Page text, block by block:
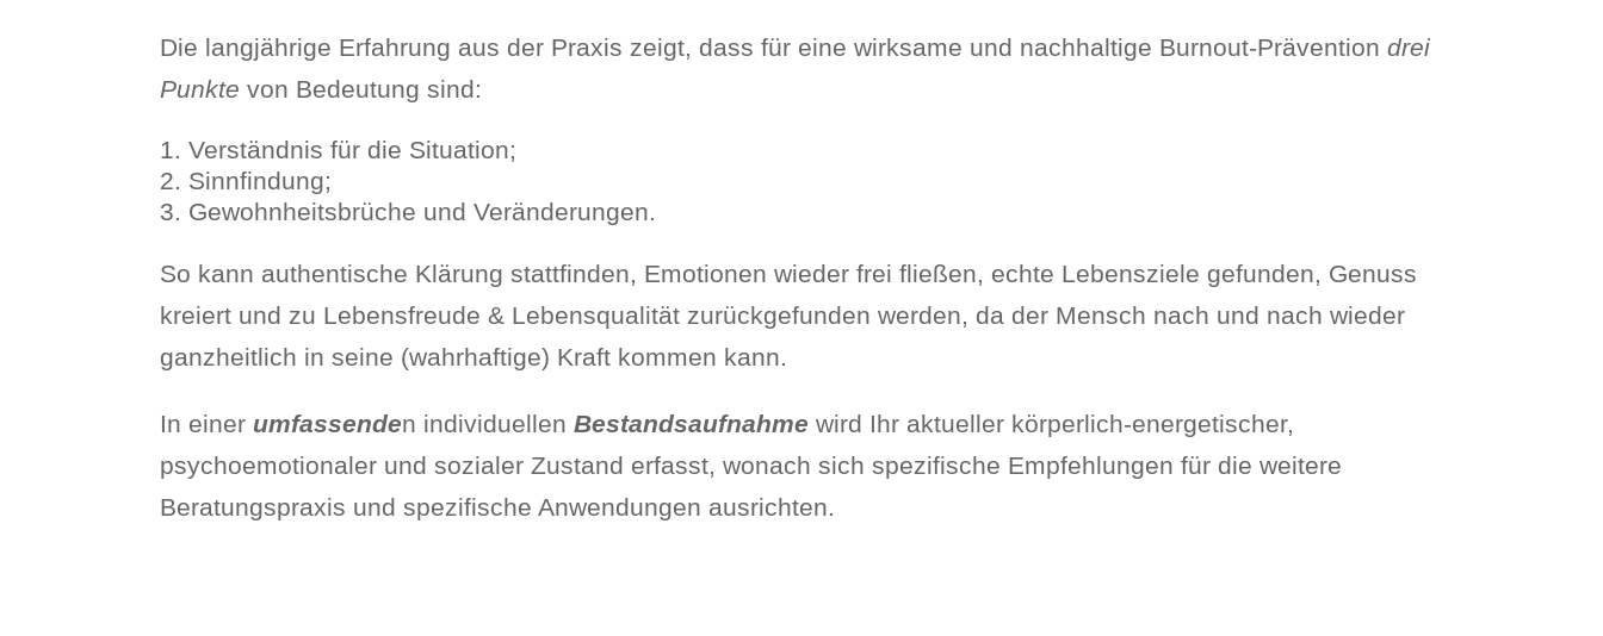
Die langjährige Erfahrung aus der Praxis zeigt, dass für eine wirksame und nachhaltige Burnout-Präventiondrei
Punkte von Bedeutung sind:
Verständnis für die Situation;
Sinnfindung;
Gewohnheitsbrüche und Veränderungen.
So kann authentische Klärung stattfinden, Emotionen wieder frei fließen, echte Lebensziele gefunden, Genuss
kreiert und zu Lebensfreude & Lebensqualität zurückgefunden werden, da der Mensch nach und nach wieder
ganzheitlich in seine (wahrhaftige) Kraft kommen kann.
In einer umfassenden individuellenBestandsaufnahme wird Ihr aktueller körperlich-energetischer,
psychoemotionaler und sozialer Zustand erfasst, wonach sich spezifische Empfehlungen für die weitere
Beratungspraxis und spezifische Anwendungen ausrichten.